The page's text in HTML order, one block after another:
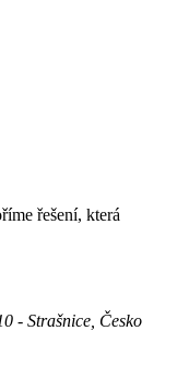
řešení, která
- Strašnice, Česko